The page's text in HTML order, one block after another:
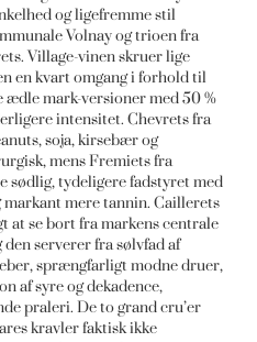
og ligefremme stil
Volnay og trioen fra
Village-vinen skruer lige
en kvart omgang i forhold til
ædle mark-versioner med 50 %
intensitet. Chevrets fra
soja, kirsebær og
mens Fremiets fra
sødlig, tydeligere fadstyret med
mere tannin. Caillerets
at se bort fra markens centrale
serverer fra sølvfad af
sprængfarligt modne druer,
af syre og dekadence,
praleri. De to grand cru’er
kravler faktisk ikke